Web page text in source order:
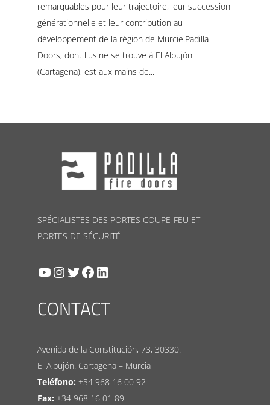
remarquables pour leur trajectoire, leur succession
générationnelle et leur contribution au
développement de la région de Murcie.Padilla
Doors, dont l'usine se trouve à El Albujón
(Cartagena), est aux mains de
SPÉCIALISTES DES PORTES COUPE-FEU ET
PORTES DE SÉCURITÉ
YouTube
Instagram
Twitter
Facebook
LinkedIn
CONTACT
Avenida de la Constitución, 73, 30330.
El Albujón. Cartagena – Murcia
Teléfono: +34 968 16 00 92
Fax: +34 968 16 01 89